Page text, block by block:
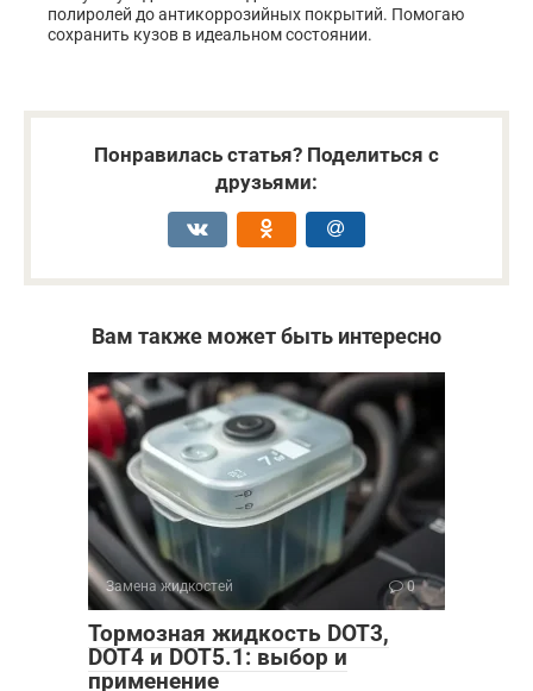
полиролей до антикоррозийных покрытий. Помогаю
сохранить кузов в идеальном состоянии.
Понравилась статья? Поделиться с
друзьями:
Вам также может быть интересно
Замена жидкостей 0
Тормозная жидкость DOT3,
DOT4 и DOT5.1: выбор и
применение